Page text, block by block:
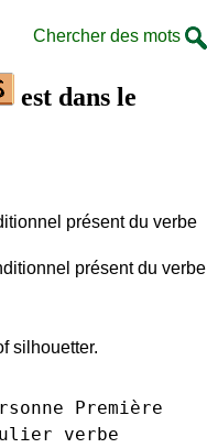
Chercher des mots
est dans le
présent du verbe
présent du verbe
silhouetter.
Première
verbe